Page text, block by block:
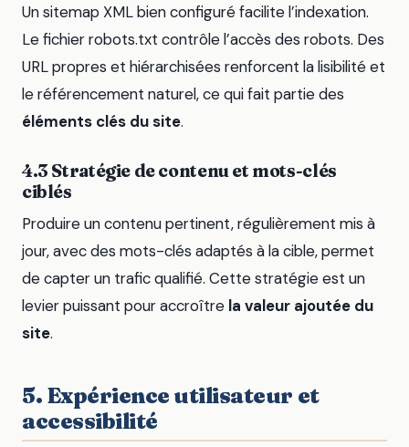
Un sitemap XML bien configuré facilite l’indexation.
Le fichier robots.txt contrôle l’accès des robots. Des
URL propres et hiérarchisées renforcent la lisibilité et
le référencement naturel, ce qui fait partie des
éléments clés du site.
4.3 Stratégie de contenu et mots-clés
ciblés
Produire un contenu pertinent, régulièrement mis à
jour, avec des mots-clés adaptés à la cible, permet
de capter un trafic qualifié. Cette stratégie est un
levier puissant pour accroître la valeur ajoutée du
site.
5. Expérience utilisateur et
accessibilité